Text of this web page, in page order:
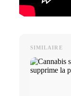
SIMILAIRE